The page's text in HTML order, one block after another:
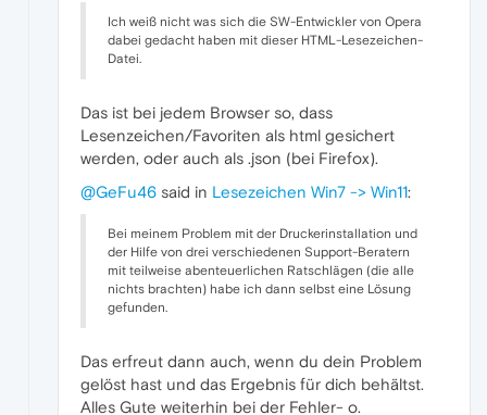
Ich weiß nicht was sich die SW-Entwickler von Opera
dabei gedacht haben mit dieser HTML-Lesezeichen-
Datei.
Das ist bei jedem Browser so, dass
Lesenzeichen/Favoriten als html gesichert
werden, oder auch als .json (bei Firefox).
@GeFu46 said in Lesezeichen Win7 -> Win11:
Bei meinem Problem mit der Druckerinstallation und
der Hilfe von drei verschiedenen Support-Beratern
mit teilweise abenteuerlichen Ratschlägen (die alle
nichts brachten) habe ich dann selbst eine Lösung
gefunden.
Das erfreut dann auch, wenn du dein Problem
gelöst hast und das Ergebnis für dich behältst.
Alles Gute weiterhin bei der Fehler- o.